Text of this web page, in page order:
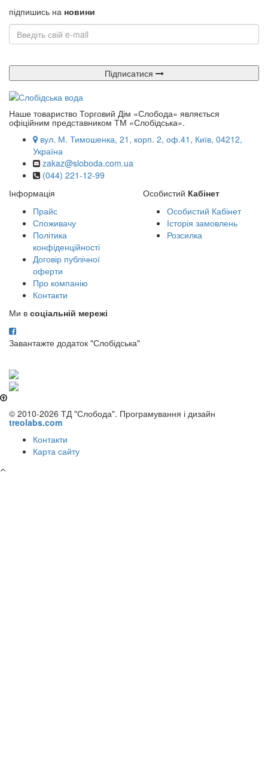
підпишись на новини
Підписатися
Наше товариство Торговий Дім «Слобода» являється
офіційним представником ТМ «Слобідська».
вул. М. Тимошенка, 21, корп. 2, оф.41, Київ, 04212,
Україна
zakaz@sloboda.com.ua
(044) 221-12-99
Інформація
Прайс
Споживачу
Політика
конфіденційності
Договір публічної
оферти
Про компанію
Контакти
Особистий Кабінет
Особистий Кабінет
Історія замовлень
Розсилка
Ми в соціальній мережі
Завантажте додаток "Слобідська"
© 2010-2026 ТД "Слобода". Програмування і дизайн
treolabs.com
Контакти
Карта сайту